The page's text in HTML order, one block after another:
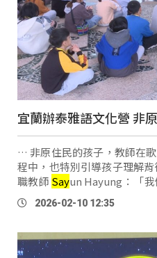
宜蘭辦泰雅語文化營 非
… 非原住民的孩子，教師在
程中，也特別引導孩子理解背後
職教師 Sayun Hayung：「我
的大意告訴給學生，讓他知
首歌，什麼時段唱這首歌 …
2026-02-10 12:35